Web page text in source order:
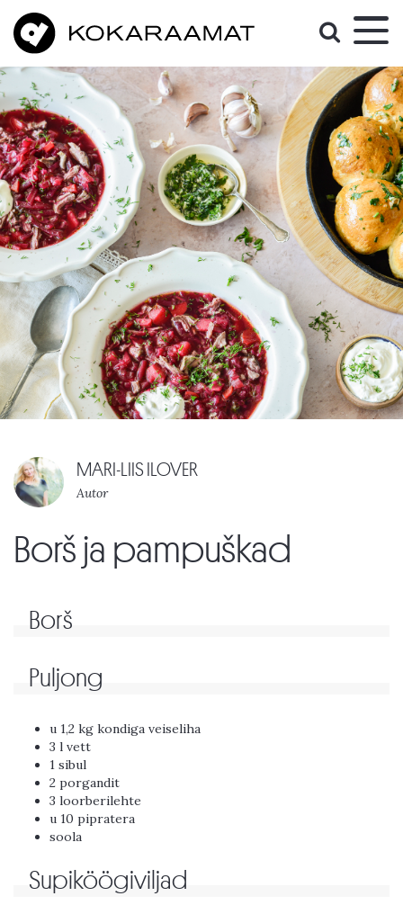
MARI-LIIS ILOVER
Autor
Borš ja pampuškad
Borš
Puljong
u 1,2 kg kondiga veiseliha
3 l vett
1 sibul
2 porgandit
3 loorberilehte
u 10 pipratera
soola
Supiköögiviljad